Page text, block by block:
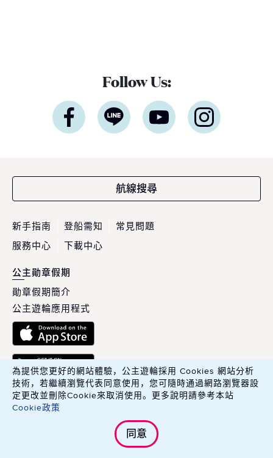
Follow Us:
航線搜尋
新手指南 登船需知
常見問題
服務中心
下載中心
公主勛章假期
勛章假期簡介
公主遊輪應用程式
英商康年華旅行社股份有限公司臺灣分公司 Carnival PLC, Taiwan
Branch.
綜合旅行業交觀綜字 215100 號．旅行業品保協會會員編號 北 2783 號
為提供您更好的網站體驗，公主遊輪採用 Cookies 網站分析
技術，若繼續瀏覽代表同意使用，您可隨時通過網路瀏覽器設
定更改並刪除Cookie來取消使用。更多說明請參考本站
Cookie政策
同意